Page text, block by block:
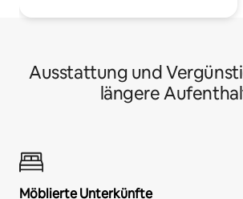
Ausstattung und
längere
Möblierte Unterkünfte